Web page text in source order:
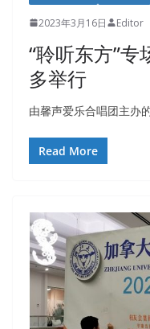
2023年3月16日 Editor
“聆听东方”
多举行
由馨声爱乐合唱团主办
Read More